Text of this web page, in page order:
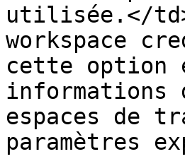
utilisée.</
workspace
cette option
espaces de
paramètres